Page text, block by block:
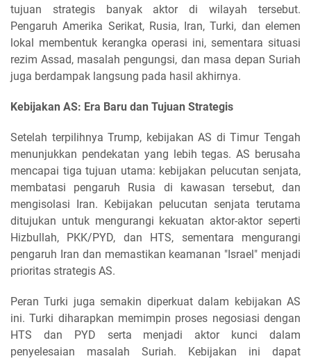
tujuan strategis banyak aktor di wilayah tersebut.
Pengaruh Amerika Serikat, Rusia, Iran, Turki, dan elemen
lokal membentuk kerangka operasi ini, sementara situasi
rezim Assad, masalah pengungsi, dan masa depan Suriah
juga berdampak langsung pada hasil akhirnya.
Kebijakan AS: Era Baru dan Tujuan Strategis
Setelah terpilihnya Trump, kebijakan AS di Timur Tengah
menunjukkan pendekatan yang lebih tegas. AS berusaha
mencapai tiga tujuan utama: kebijakan pelucutan senjata,
membatasi pengaruh Rusia di kawasan tersebut, dan
mengisolasi Iran. Kebijakan pelucutan senjata terutama
ditujukan untuk mengurangi kekuatan aktor-aktor seperti
Hizbullah, PKK/PYD, dan HTS, sementara mengurangi
pengaruh Iran dan memastikan keamanan "Israel" menjadi
prioritas strategis AS.
Peran Turki juga semakin diperkuat dalam kebijakan AS
ini. Turki diharapkan memimpin proses negosiasi dengan
HTS dan PYD serta menjadi aktor kunci dalam
penyelesaian masalah Suriah. Kebijakan ini dapat